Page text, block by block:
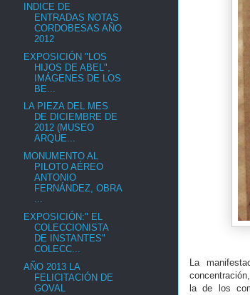
La
la de los
INDICE DE
ENTRADAS NOTAS
CORDOBESAS AÑO
2012
EXPOSICIÓN "LOS
HIJOS DE ABEL",
IMÁGENES DE LOS
BE...
LA PIEZA DEL MES
DE DICIEMBRE DE
2012 (MUSEO
ARQUE...
MONUMENTO AL
PILOTO AÉREO
ANTONIO
FERNÁNDEZ, OBRA
...
EXPOSICIÓN:" EL
COLECCIONISTA
DE INSTANTES"
COLECC...
AÑO 2013 LA
FELICITACIÓN DE
GOVAL